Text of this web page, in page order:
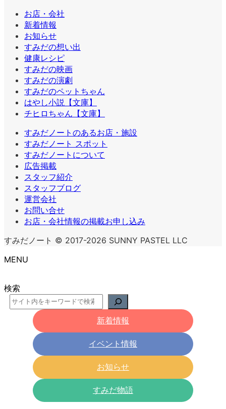
お店・会社
新着情報
お知らせ
すみだの想い出
健康レシピ
すみだの映画
すみだの演劇
すみだのペットちゃん
はやし小説【文庫】
チヒロちゃん【文庫】
すみだノートのあるお店・施設
すみだノート スポット
すみだノートについて
広告掲載
スタッフ紹介
スタッフブログ
運営会社
お問い合せ
お店・会社情報の掲載お申し込み
すみだノート © 2017-2026 SUNNY PASTEL LLC
MENU
検索
新着情報
イベント情報
お知らせ
すみだ物語